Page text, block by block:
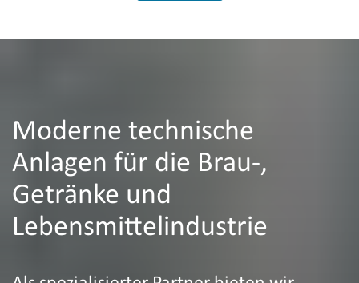
Moderne technische
Anlagen für die Brau-,
Getränke und
Lebensmittelindustrie